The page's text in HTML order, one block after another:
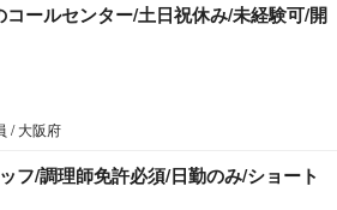
ールセンター/土日祝休み/未経験可/開
/ 大阪府
フ/調理師免許必須/日勤のみ/ショート